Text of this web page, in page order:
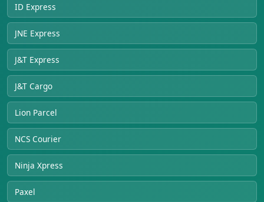
ID Express
JNE Express
J&T Express
J&T Cargo
Lion Parcel
NCS Courier
Ninja Xpress
Paxel